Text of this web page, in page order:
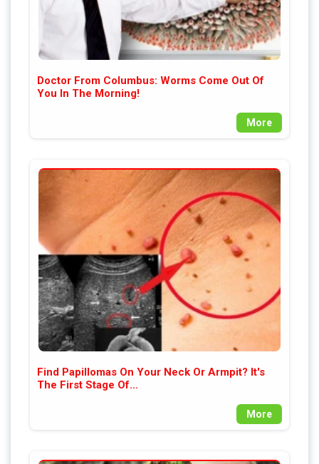
Doctor From Columbus: Worms Come Out Of
You In The Morning!
More
Find Papillomas On Your Neck Or Armpit? It's
The First Stage Of...
More